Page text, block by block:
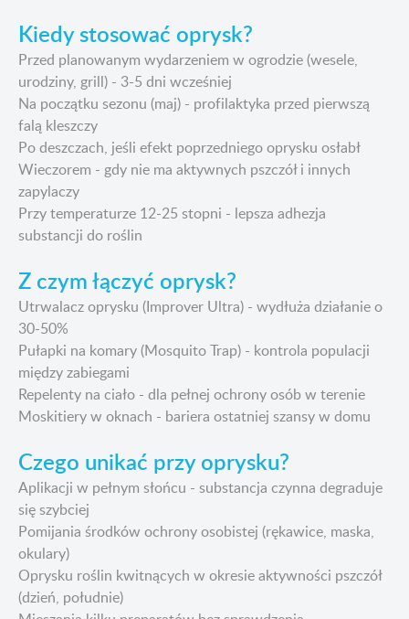
Kiedy stosować oprysk?
Przed planowanym wydarzeniem w ogrodzie (wesele,
urodziny, grill) - 3-5 dni wcześniej
Na początku sezonu (maj) - profilaktyka przed pierwszą
falą kleszczy
Po deszczach, jeśli efekt poprzedniego oprysku osłabł
Wieczorem - gdy nie ma aktywnych pszczół i innych
zapylaczy
Przy temperaturze 12-25 stopni - lepsza adhezja
substancji do roślin
Z czym łączyć oprysk?
Utrwalacz oprysku (Improver Ultra) - wydłuża działanie o
30-50%
Pułapki na komary (Mosquito Trap) - kontrola populacji
między zabiegami
Repelenty na ciało - dla pełnej ochrony osób w terenie
Moskitiery w oknach - bariera ostatniej szansy w domu
Czego unikać przy oprysku?
Aplikacji w pełnym słońcu - substancja czynna degraduje
się szybciej
Pomijania środków ochrony osobistej (rękawice, maska,
okulary)
Oprysku roślin kwitnących w okresie aktywności pszczół
(dzień, południe)